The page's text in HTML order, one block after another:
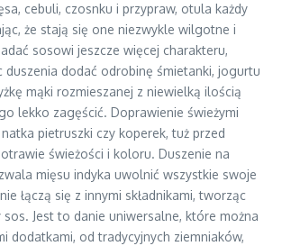
cebuli, czosnku i przypraw, otula każdy
że stają się one niezwykle wilgotne i
sosowi jeszcze więcej charakteru,
duszenia dodać odrobinę śmietanki, jogurtu
mąki rozmieszanej z niewielką ilością
lekko zagęścić. Doprawienie świeżymi
natka pietruszki czy koperek, tuż przed
świeżości i koloru. Duszenie na
mięsu indyka uwolnić wszystkie swoje
łączą się z innymi składnikami, tworząc
Jest to danie uniwersalne, które można
dodatkami, od tradycyjnych ziemniaków,